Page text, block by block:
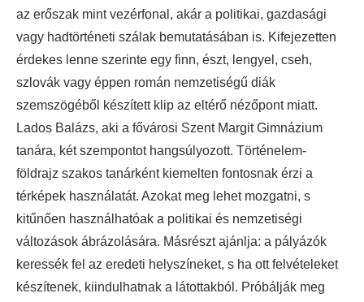
az erőszak mint vezérfonal, akár a politikai, gazdasági
vagy hadtörténeti szálak bemutatásában is. Kifejezetten
érdekes lenne szerinte egy finn, észt, lengyel, cseh,
szlovák vagy éppen román nemzetiségű diák
szemszögéből készített klip az eltérő nézőpont miatt.
Lados Balázs, aki a fővárosi Szent Margit Gimnázium
tanára, két szempontot hangsúlyozott. Történelem-
földrajz szakos tanárként kiemelten fontosnak érzi a
térképek használatát. Azokat meg lehet mozgatni, s
kitűnően használhatóak a politikai és nemzetiségi
változások ábrázolására. Másrészt ajánlja: a pályázók
keressék fel az eredeti helyszíneket, s ha ott felvételeket
készítenek, kiindulhatnak a látottakból. Próbálják meg